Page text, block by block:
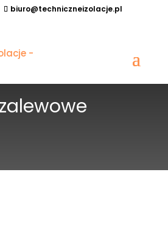
biuro@techniczneizolacje.pl